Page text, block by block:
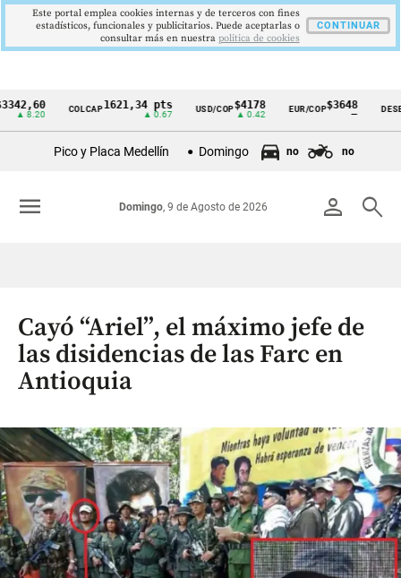
Cintillo
Colombia
COLCAP1621,34 pts USD/COP$4178
▲ 0.42
EUR/COP$3648
—
Pico y Placa Medellín Domingo no no
person search
Domingo, 9 de Agosto de 2026
menu
Cayó “Ariel”, el máximo jefe de
las disidencias de las Farc en
Antioquia
Este portal emplea cookies internas y de terceros con fines
estadísticos, funcionales y publicitarios. Puede aceptarlas o
consultar más en nuestra politica de cookies
CONTINUAR